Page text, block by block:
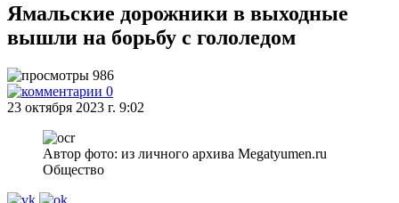
Ямальские дорожники в выходные
вышли на борьбу с гололедом
986
0
23 октября 2023 г. 9:02
Автор фото: из личного архива Megatyumen.ru
Общество